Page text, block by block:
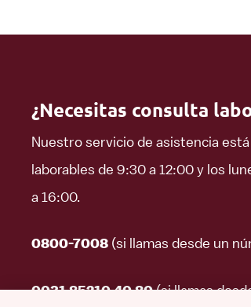
¿Necesitas consulta
Nuestro servicio de asistencia
laborables de 9:30 a 12:00 y los
a 16:00.
0800-7008 (si llamas desde un
0031 85210 40 80(si llamas